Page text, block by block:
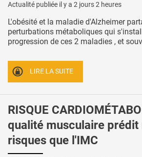
Actualité publiée il y a 2 jours 2 heures
L'obésité et la maladie d'Alzheimer
perturbations métaboliques qui
progression de ces 2 maladies , et
LIRE LA SUITE
RISQUE
qualité musculaire prédit
risques que l'IMC